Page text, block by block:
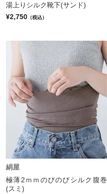
湯上りシルク靴下(サンド)
¥2,750 （税込）
絹屋
極薄2ｍｍのびのびシルク腹巻
(スミ)